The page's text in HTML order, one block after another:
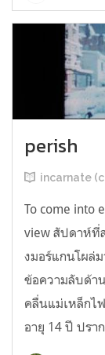
perish
incarnate
To come into
view สัปดาห์ที่
งมอร์แกนโผล่
ข้อความลับด้า
คลื่นแม่เหล็กไ
อายุ 14 ปี ปร